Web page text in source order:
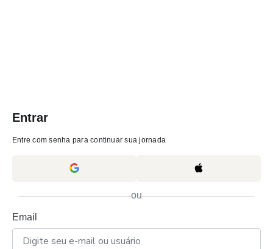
Entrar
Entre com senha para continuar sua jornada
ou
Email